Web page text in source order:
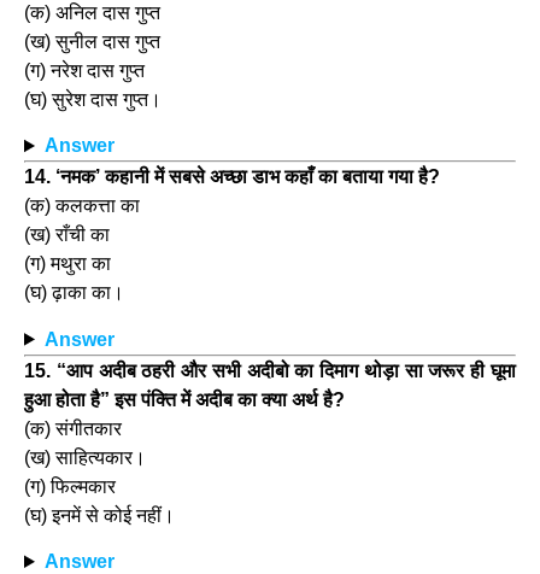
(क) अनिल दास गुप्त
(ख) सुनील दास गुप्त
(ग) नरेश दास गुप्त
(घ) सुरेश दास गुप्त।
Answer
14. ‘नमक’ कहानी में सबसे अच्छा डाभ कहाँ का बताया गया है?
(क) कलकत्ता का
(ख) राँची का
(ग) मथुरा का
(घ) ढ़ाका का।
Answer
15. “आप अदीब ठहरी और सभी अदीबो का दिमाग थोड़ा सा जरूर ही घूमा
हुआ होता है” इस पंक्ति में अदीब का क्या अर्थ है?
(क) संगीतकार
(ख) साहित्यकार।
(ग) फिल्मकार
(घ) इनमें से कोई नहीं।
Answer